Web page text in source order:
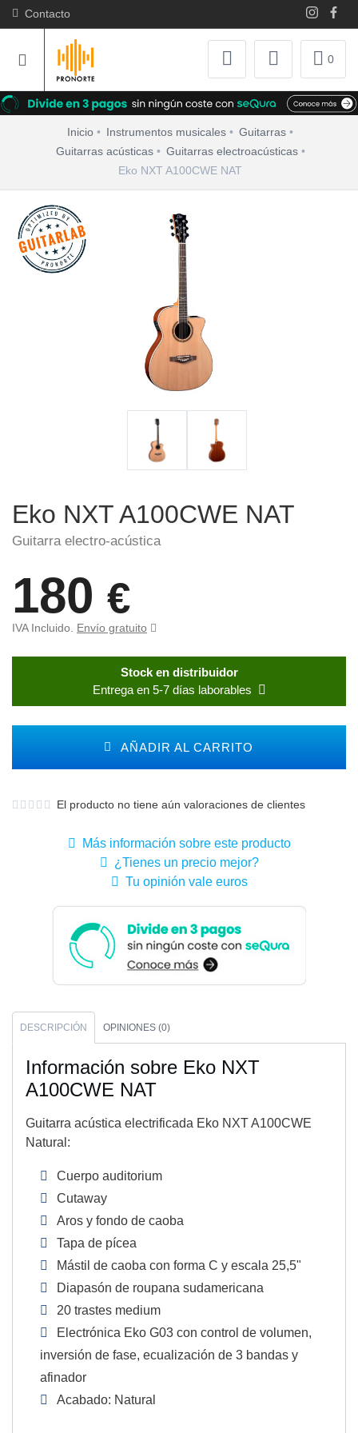
Contacto
0
Inicio Instrumentos musicales
Guitarras
Guitarras acústicas
Guitarras electroacústicas
Eko NXT A100CWE NAT
Eko NXT A100CWE NAT
Guitarra electro-acústica
180 €
IVA Incluido. Envío gratuito
Stock en distribuidor
Entrega en 5-7 días laborables
AÑADIR AL CARRITO
El producto no tiene aún valoraciones de clientes
Más información sobre este producto
¿Tienes un precio mejor?
Tu opinión vale euros
DESCRIPCIÓN OPINIONES (0)
Información sobre Eko NXT
A100CWE NAT
Guitarra acústica electrificada Eko NXT A100CWE
Natural:
Cuerpo auditorium
Cutaway
Aros y fondo de caoba
Tapa de pícea
Mástil de caoba con forma C y escala 25,5"
Diapasón de roupana sudamericana
20 trastes medium
Electrónica Eko G03 con control de volumen,
inversión de fase, ecualización de 3 bandas y
afinador
Acabado: Natural